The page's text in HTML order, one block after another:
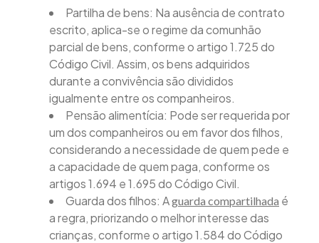
Partilha de bens: Na ausência de contrato
escrito, aplica-se o regime da comunhão
parcial de bens, conforme o artigo 1.725 do
Código Civil. Assim, os bens adquiridos
durante a convivência são divididos
igualmente entre os companheiros.
Pensão alimentícia: Pode ser requerida por
um dos companheiros ou em favor dos filhos,
considerando a necessidade de quem pede e
a capacidade de quem paga, conforme os
artigos 1.694 e 1.695 do Código Civil.
Guarda dos filhos: Aguarda compartilhada é
a regra, priorizando o melhor interesse das
crianças, conforme o artigo 1.584 do Código